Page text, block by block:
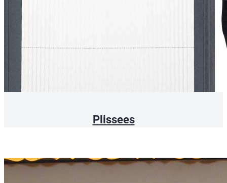
Plissees